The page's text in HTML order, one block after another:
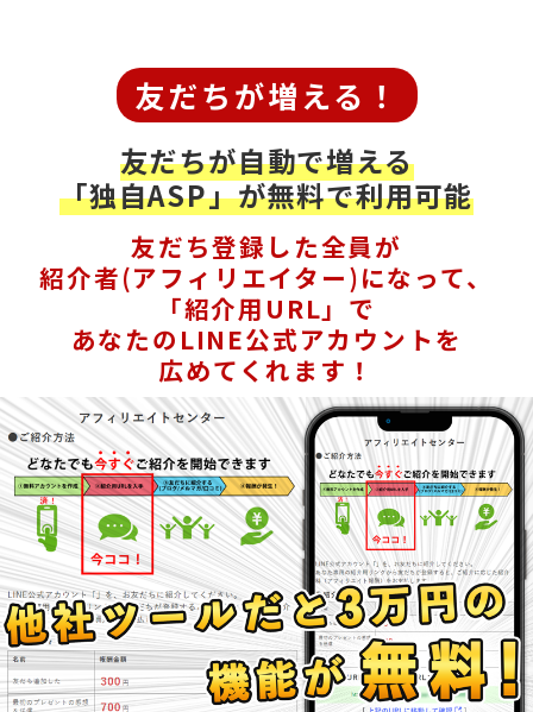
友だちが増える！
友だちが自動で増える
「独自ASP」が無料で利用可能
友だち登録した全員が
紹介者(アフィリエイター)になって、
「紹介用URL」で
あなたのLINE公式アカウントを
広めてくれます！